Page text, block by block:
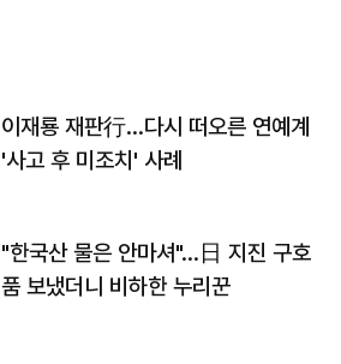
이재룡 재판行…다시 떠오른 연예계
'사고 후 미조치' 사례
"한국산 물은 안마셔"…日 지진 구호
품 보냈더니 비하한 누리꾼